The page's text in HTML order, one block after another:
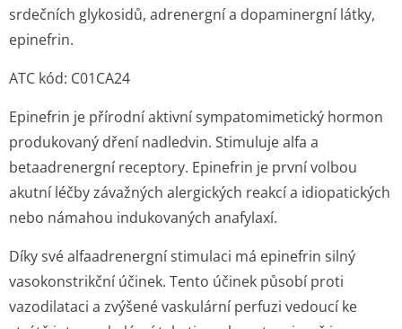
srdečních glykosidů, adrenergní a dopaminergní látky,
epinefrin.
ATC kód: C01CA24
Epinefrin je přírodní aktivní sympatomimetický hormon
produkovaný dření nadledvin. Stimuluje alfa a
betaadrenergní receptory. Epinefrin je první volbou
akutní léčby závažných alergických reakcí a idiopatických
nebo námahou indukovaných anafylaxí.
Díky své alfaadrenergní stimulaci má epinefrin silný
vasokonstrikční účinek. Tento účinek působí proti
vazodilataci a zvýšené vaskulární perfuzi vedoucí ke